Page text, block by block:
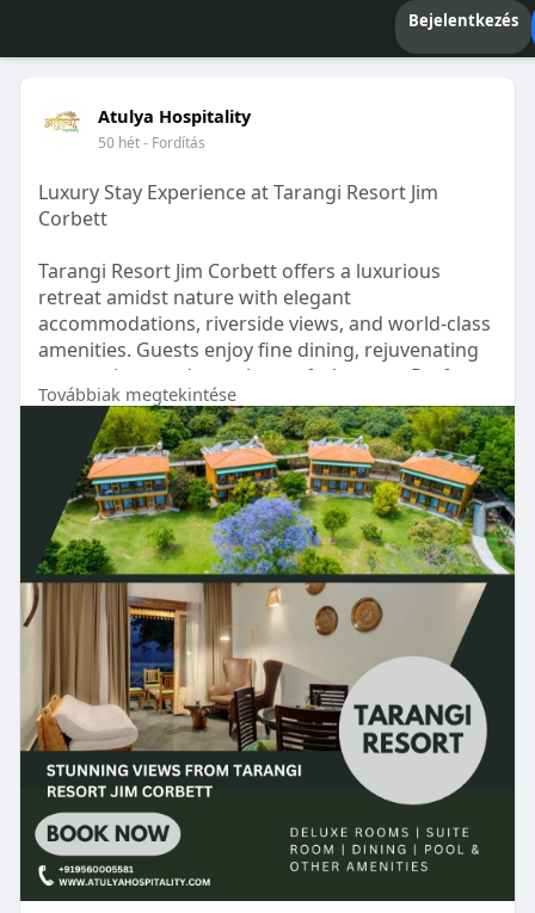
Bejelentkezés
Atulya Hospitality
50 hét- Fordítás
Luxury Stay Experience at Tarangi Resort Jim
Corbett
Tarangi Resort Jim Corbett offers a luxurious
retreat amidst nature with elegant
accommodations, riverside views, and world-class
amenities. Guests enjoy fine dining, rejuvenating
spa services, and seamless safari access. Perfect
for couples, families, and wildlife enthusiasts, it
combines comfort, adventure, and serenity for an
unforgettable Corbett experience.
For More Info Visit:
https://atulyahospitality.com/....hotel/tarangi-
resort
Továbbiak megtekintése